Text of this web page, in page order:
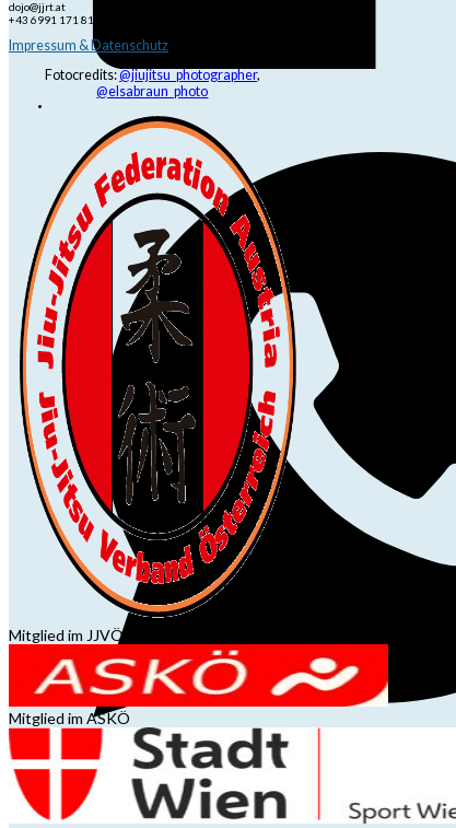
dojo@jjrt.at
+43 6991 171 81 60
Impressum & Datenschutz
Fotocredits:@jiujitsu_photographer,
@elsabraun_photo
Mitglied im JJVÖ
Mitglied im ASKÖ